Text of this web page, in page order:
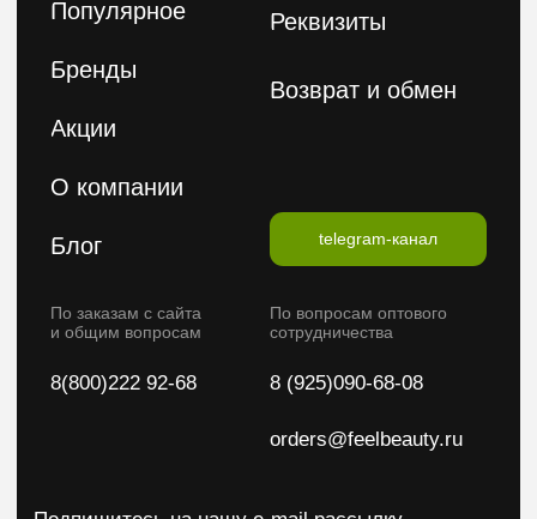
Подписаться на рассылку
Политика конфиденциальности